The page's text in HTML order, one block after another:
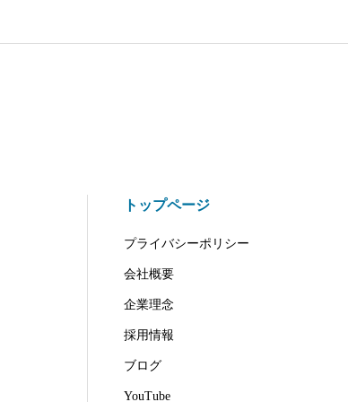
トップページ
プライバシーポリシー
会社概要
企業理念
採用情報
ブログ
YouTube